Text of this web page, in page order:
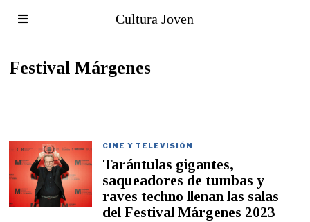
Cultura Joven
Festival Márgenes
CINE Y TELEVISIÓN
Tarántulas gigantes,
saqueadores de tumbas y
raves techno llenan las salas
del Festival Márgenes 2023